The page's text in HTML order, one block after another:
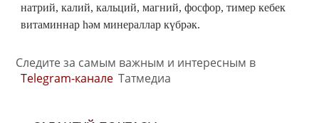
натрий, калий, кальций, магний, фосфор, тимер кебек
витаминнар һәм минераллар күбрәк.
Следите за самым важным и интересным в
Telegram-канале Татмедиа